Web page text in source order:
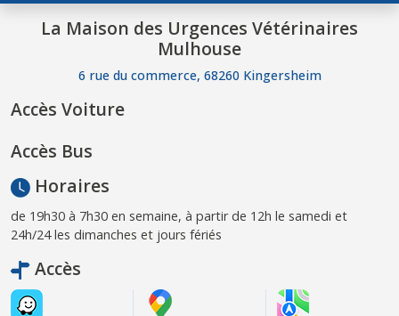
La Maison des Urgences Vétérinaires
Mulhouse
6 rue du commerce, 68260 Kingersheim
Accès Voiture
Accès Bus
Horaires
de 19h30 à 7h30 en semaine, à partir de 12h le samedi et
24h/24 les dimanches et jours fériés
Accès